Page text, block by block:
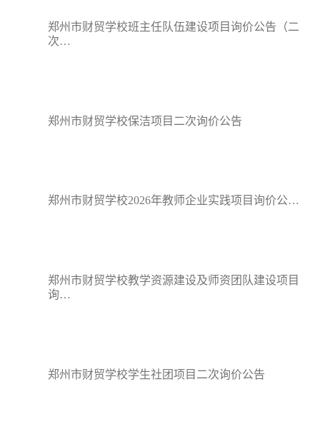
郑州市财贸学校班主任队伍建设项目询价公告（二
次…
郑州市财贸学校保洁项目二次询价公告
郑州市财贸学校2026年教师企业实践项目询价公…
郑州市财贸学校教学资源建设及师资团队建设项目
询…
郑州市财贸学校学生社团项目二次询价公告